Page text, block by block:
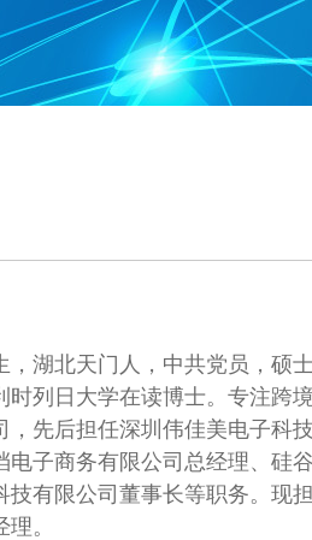
，湖北天门人，中共党员，硕
时列日大学在读博士。专注跨
，先后担任深圳伟佳美电子科
电子商务有限公司总经理、硅
技有限公司董事长等职务。现
。